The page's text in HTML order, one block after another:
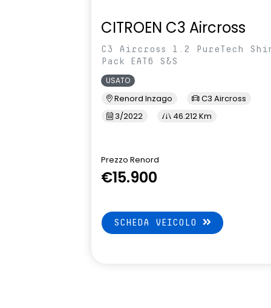
CITROEN C3 Aircross
C3 Aircross 1.2 PureTech
Pack EAT6 S&S
USATO
Renord Inzago
C3 Aircross
3/2022
46.212 Km
Prezzo Renord
€15.900
SCHEDA VEICOLO